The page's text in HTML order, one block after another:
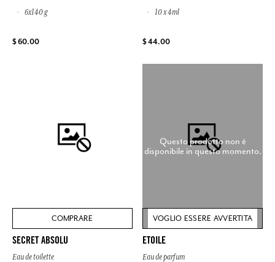
6x140 g
$ 60.00
10 x 4ml
$ 44.00
COMPRARE
SECRET ABSOLU
Eau de toilette
Questo prodotto non è
disponibile in questo momento.
VOGLIO ESSERE AVVERTITA
ETOILE
Eau de parfum